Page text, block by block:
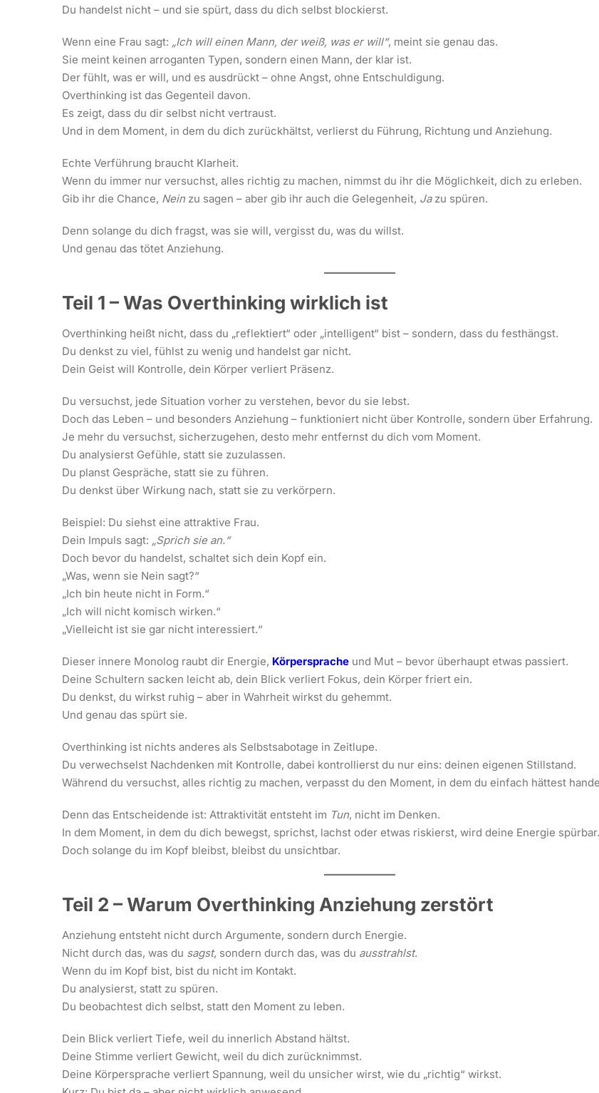
Du handelst nicht – und sie spürt, dass du dich selbst blockierst.
Wenn eine Frau sagt: „Ich will einen Mann, der weiß, was er will“, meint sie genau das.
Sie meint keinen arroganten Typen, sondern einen Mann, der klar ist.
Der fühlt, was er will, und es ausdrückt – ohne Angst, ohne Entschuldigung.
Overthinking ist das Gegenteil davon.
Es zeigt, dass du dir selbst nicht vertraust.
Und in dem Moment, in dem du dich zurückhältst, verlierst du Führung, Richtung und Anziehung.
Echte Verführung braucht Klarheit.
Wenn du immer nur versuchst, alles richtig zu machen, nimmst du ihr die Möglichkeit, dich zu erleben.
Gib ihr die Chance, Nein zu sagen – aber gib ihr auch die Gelegenheit, Jazu spüren.
Denn solange du dich fragst, was sie will, vergisst du, was du willst.
Und genau das tötet Anziehung.
Teil 1 – Was Overthinking wirklich ist
Overthinking heißt nicht, dass du „reflektiert“ oder „intelligent“ bist – sondern, dass du festhängst.
Du denkst zu viel, fühlst zu wenig und handelst gar nicht.
Dein Geist will Kontrolle, dein Körper verliert Präsenz.
Du versuchst, jede Situation vorher zu verstehen, bevor du sie lebst.
Doch das Leben – und besonders Anziehung – funktioniert nicht über Kontrolle, sondern über Erfahrung.
Je mehr du versuchst, sicherzugehen, desto mehr entfernst du dich vom Moment.
Du analysierst Gefühle, statt sie zuzulassen.
Du planst Gespräche, statt sie zu führen.
Du denkst über Wirkung nach, statt sie zu verkörpern.
Beispiel: Du siehst eine attraktive Frau.
Dein Impuls sagt: „Sprich sie an.“
Doch bevor du handelst, schaltet sich dein Kopf ein.
„Was, wenn sie Nein sagt?“
„Ich bin heute nicht in Form.“
„Ich will nicht komisch wirken.“
„Vielleicht ist sie gar nicht interessiert.“
Dieser innere Monolog raubt dir Energie, Körpersprache und Mut – bevor überhaupt etwas passiert.
Deine Schultern sacken leicht ab, dein Blick verliert Fokus, dein Körper friert ein.
Du denkst, du wirkst ruhig – aber in Wahrheit wirkst du gehemmt.
Und genau das spürt sie.
Overthinking ist nichts anderes als Selbstsabotage in Zeitlupe.
Du verwechselst Nachdenken mit Kontrolle, dabei kontrollierst du nur eins: deinen eigenen Stillstand.
Während du versuchst, alles richtig zu machen, verpasst du den Moment, in dem du einfach hättest
Denn das Entscheidende ist: Attraktivität entsteht im Tun, nicht im Denken.
In dem Moment, in dem du dich bewegst, sprichst, lachst oder etwas riskierst, wird deine Energie spürbar.
Doch solange du im Kopf bleibst, bleibst du unsichtbar.
Teil 2 – Warum Overthinking Anziehung zerstört
Anziehung entsteht nicht durch Argumente, sondern durch Energie.
Nicht durch das, was du sagst, sondern durch das, was du ausstrahlst.
Wenn du im Kopf bist, bist du nicht im Kontakt.
Du analysierst, statt zu spüren.
Du beobachtest dich selbst, statt den Moment zu leben.
Dein Blick verliert Tiefe, weil du innerlich Abstand hältst.
Deine Stimme verliert Gewicht, weil du dich zurücknimmst.
Deine Körpersprache verliert Spannung, weil du unsicher wirst, wie du „richtig“ wirkst.